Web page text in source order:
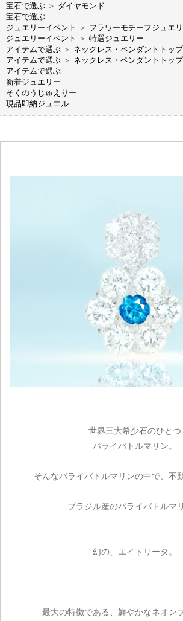
宝石で選ぶ ＞ ダイヤモンド
宝石で選ぶ
ジュエリーイベント
＞ フラワーモチーフジュエ
ジュエリーイベント
＞ 特選ジュエリー
アイテムで選ぶ ＞ ネックレス・ペンダントトップ
アイテムで選ぶ ＞ ネックレス・ペンダントトップ
アイテムで選ぶ
新着ジュエリー
そくのうじゅえりー
現品即納ジュエル
世界三大希少石のひとつ
パライバトルマリン。
そんなパライバトルマリンの中で、不
ブラジル産のパライバトルマリ
幻の、エイトリータ。
最大の特徴である、鮮やかなネオン